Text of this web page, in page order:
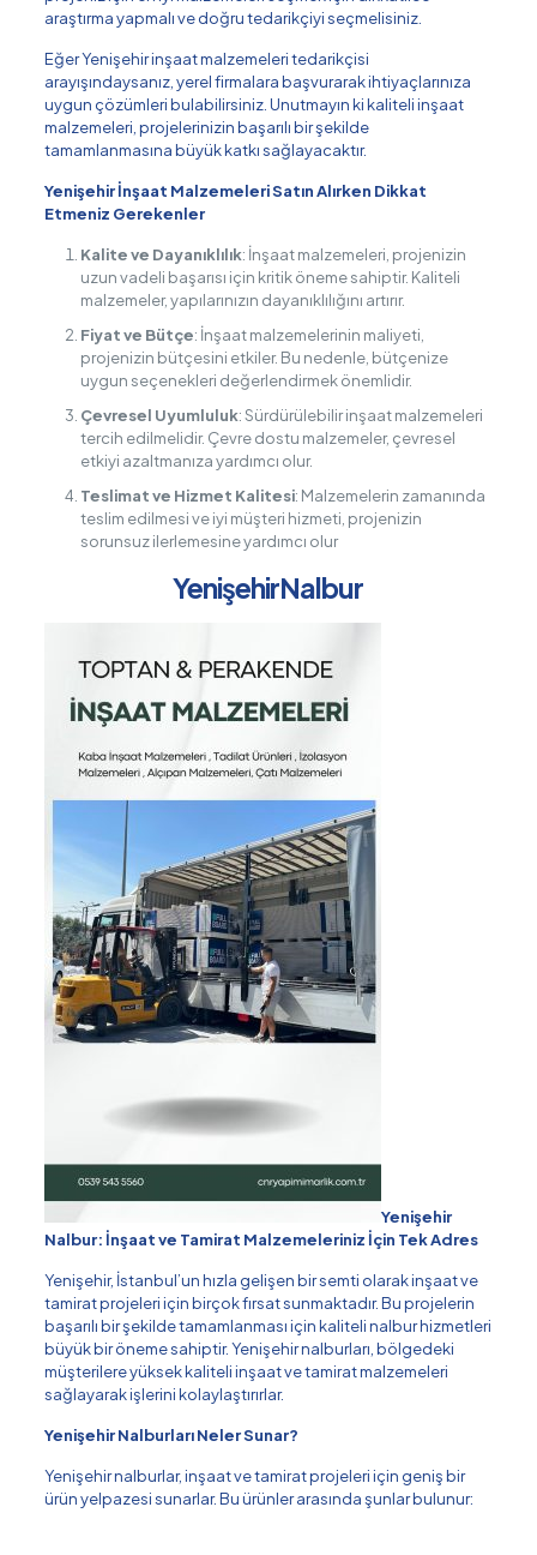
araştırma yapmalı ve doğru tedarikçiyi seçmelisiniz.
Eğer Yenişehir inşaat malzemeleri tedarikçisi
arayışındaysanız, yerel firmalara başvurarak ihtiyaçlarınıza
uygun çözümleri bulabilirsiniz. Unutmayın ki kaliteli inşaat
malzemeleri, projelerinizin başarılı bir şekilde
tamamlanmasına büyük katkı sağlayacaktır.
Yenişehir İnşaat Malzemeleri Satın Alırken Dikkat
Etmeniz Gerekenler
Kalite ve Dayanıklılık: İnşaat malzemeleri, projenizin
uzun vadeli başarısı için kritik öneme sahiptir. Kaliteli
malzemeler, yapılarınızın dayanıklılığını artırır.
Fiyat ve Bütçe: İnşaat malzemelerinin maliyeti,
projenizin bütçesini etkiler. Bu nedenle, bütçenize
uygun seçenekleri değerlendirmek önemlidir.
Çevresel Uyumluluk: Sürdürülebilir inşaat malzemeleri
tercih edilmelidir. Çevre dostu malzemeler, çevresel
etkiyi azaltmanıza yardımcı olur.
Teslimat ve Hizmet Kalitesi: Malzemelerin zamanında
teslim edilmesi ve iyi müşteri hizmeti, projenizin
sorunsuz ilerlemesine yardımcı olur
YenişehirNalbur
Yenişehir
Nalbur: İnşaat ve Tamirat Malzemeleriniz İçin Tek Adres
Yenişehir, İstanbul’un hızla gelişen bir semti olarak inşaat ve
tamirat projeleri için birçok fırsat sunmaktadır. Bu projelerin
başarılı bir şekilde tamamlanması için kaliteli nalbur hizmetleri
büyük bir öneme sahiptir. Yenişehir nalburları, bölgedeki
müşterilere yüksek kaliteli inşaat ve tamirat malzemeleri
sağlayarak işlerini kolaylaştırırlar.
Yenişehir Nalburları Neler Sunar?
Yenişehir nalburlar, inşaat ve tamirat projeleri için geniş bir
ürün yelpazesi sunarlar. Bu ürünler arasında şunlar bulunur: